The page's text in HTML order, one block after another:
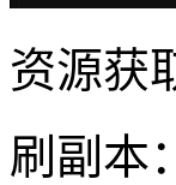
资源获
刷副本：